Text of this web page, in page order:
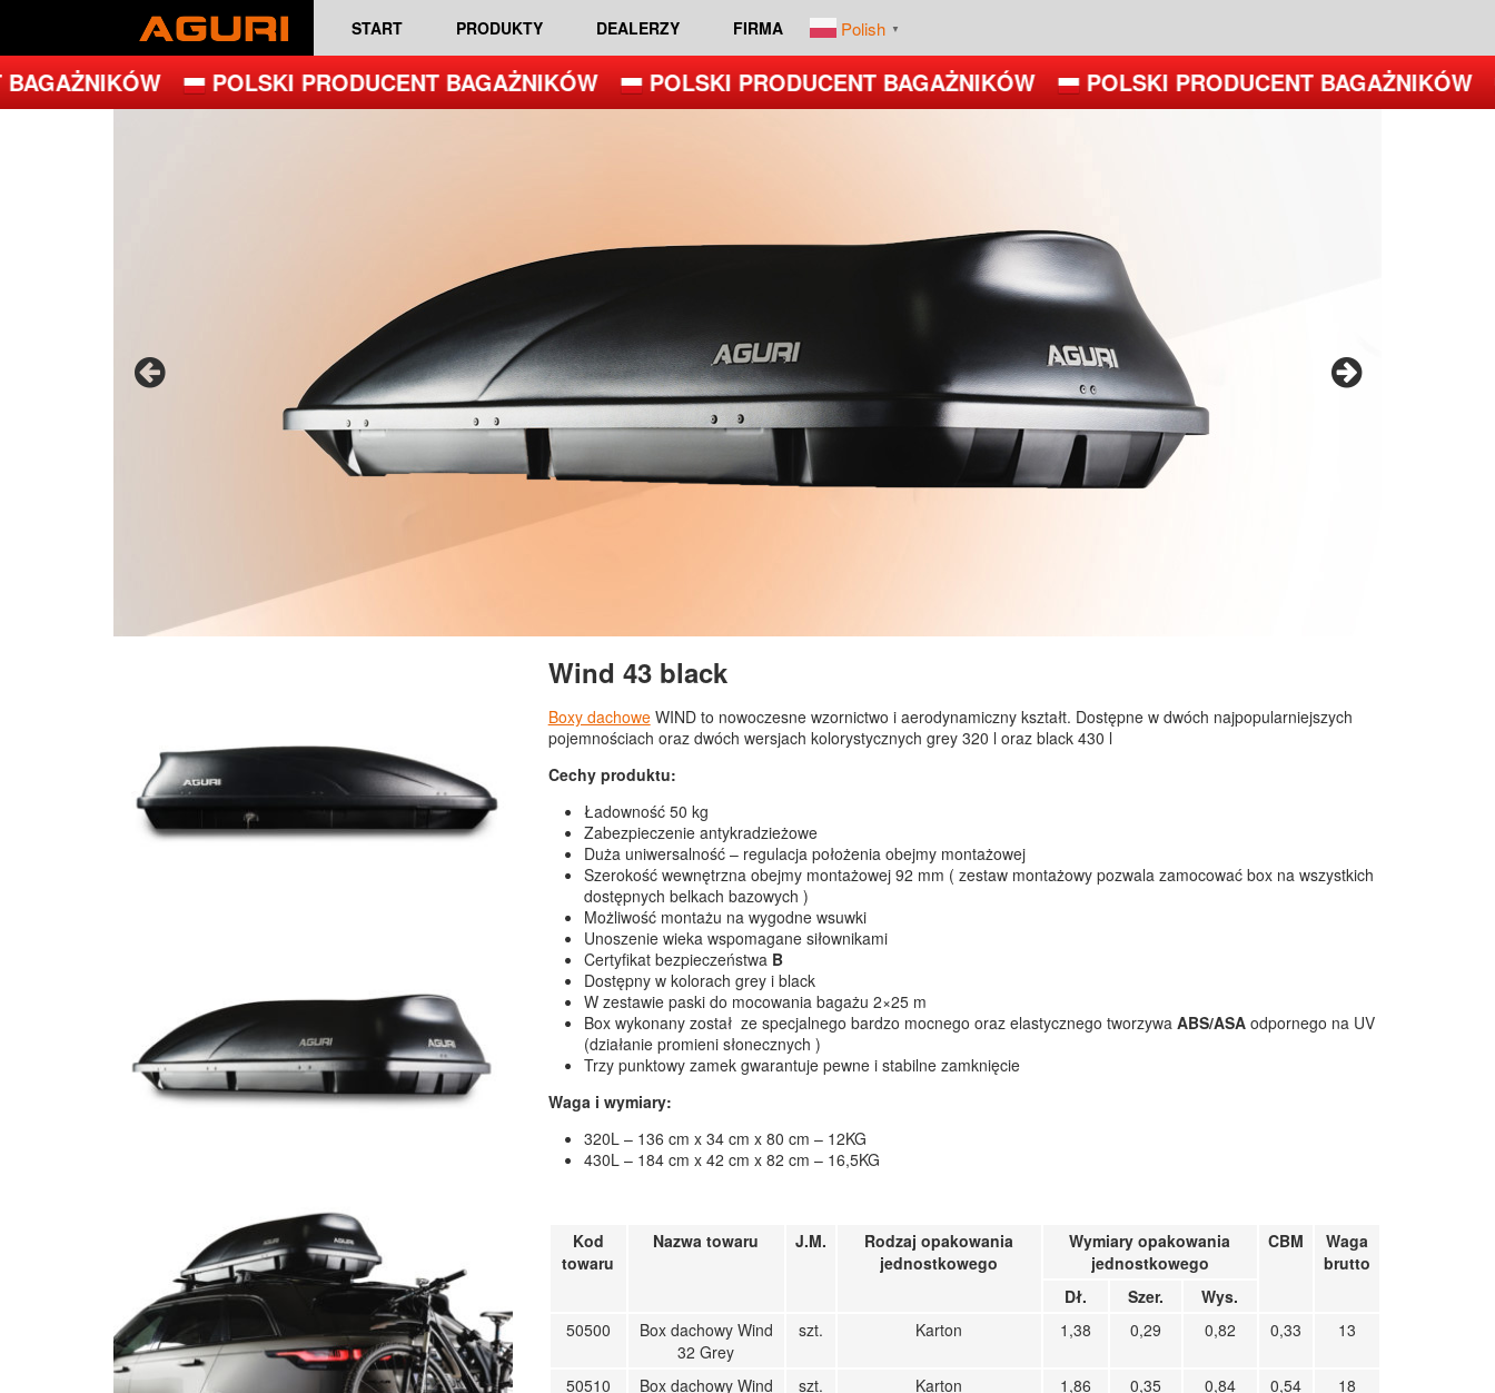
START PRODUKTY DEALERZY FIRMA Polish ▼
POLSKI PRODUCENT BAGAŻNIKÓW POLSKI PRODUCENT BAGAŻNIKÓW POLSKI PRODUCENT BAGAŻNIKÓW
Wind 43 black
Boxy dachoweWIND to nowoczesne wzornictwo i aerodynamiczny kształt. Dostępne w dwóch najpopularniejszych
pojemnościach oraz dwóch wersjach kolorystycznych grey 320 l oraz black 430 l
Cechy produktu:
Ładowność 50 kg
Zabezpieczenie antykradzieżowe
Duża uniwersalność – regulacja położenia obejmy montażowej
Szerokość wewnętrzna obejmy montażowej 92 mm ( zestaw montażowy pozwala zamocować box na wszystkich
dostępnych belkach bazowych )
Możliwość montażu na wygodne wsuwki
Unoszenie wieka wspomagane siłownikami
Certyfikat bezpieczeństwa B
Dostępny w kolorach grey i black
W zestawie paski do mocowania bagażu 2×25 m
Box wykonany został ze specjalnego bardzo mocnego oraz elastycznego tworzywa ABS/ASAodpornego na UV
(działanie promieni słonecznych )
Trzy punktowy zamek gwarantuje pewne i stabilne zamknięcie
Waga i wymiary:
320L – 136 cm x 34 cm x 80 cm – 12KG
430L – 184 cm x 42 cm x 82 cm – 16,5KG
Kod
towaru
Nazwa towaru J.M.
Rodzaj opakowania
jednostkowego
Wymiary opakowania
jednostkowego
CBM
Waga
brutto
Dł.
Szer.
Wys.
50500
Box dachowy Wind
32 Grey
szt. Karton 1,38 0,29 0,82 0,33 13
50510
Box dachowy Wind
szt. Karton 1,86 0,35 0,84 0,54 18